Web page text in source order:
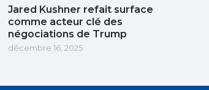
Jared Kushner refait surface
comme acteur clé des
négociations de Trump
décembre 16, 2025